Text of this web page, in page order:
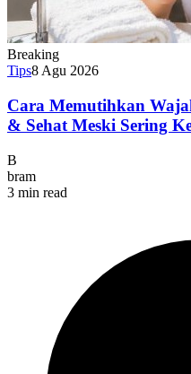
Breaking
Tips8 Agu 2026
Cara Memutihkan
& Sehat Meski Sering
B
bram
3 min read